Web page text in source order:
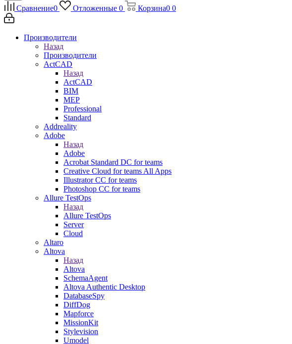
Сравнение0 Отложенные 0 Корзина0 0
Производители
Назад
Производители
ActCAD
Назад
ActCAD
BIM
MEP
Professional
Standard
Addreality
Adobe
Назад
Adobe
Acrobat Standard DC for teams
Creative Cloud for teams All Apps
Illustrator CC for teams
Photoshop CC for teams
Allure TestOps
Назад
Allure TestOps
Server
Cloud
Altaro
Altova
Назад
Altova
SchemaAgent
Altova Authentic Desktop
DatabaseSpy
DiffDog
Mapforce
MissionKit
Stylevision
Umodel